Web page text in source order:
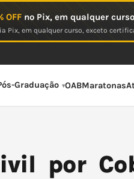
OFFno Pix, em qualquer curso
Pix, em qualquer curso, exceto
Graduação OABMaratonas
por